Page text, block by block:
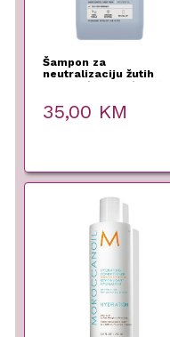
Šampon za
neutralizaciju žutih
tonova (1000ml) Vegan
35,00 KM